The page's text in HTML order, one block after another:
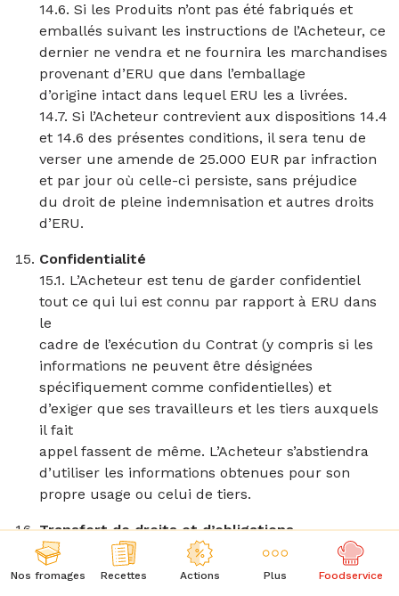
Nos fromages Recettes Actions Plus Foodservice
14.6. Si les Produits n’ont pas été fabriqués et
emballés suivant les instructions de l’Acheteur, ce
dernier ne vendra et ne fournira les marchandises
provenant d’ERU que dans l’emballage
d’origine intact dans lequel ERU les a livrées.
14.7. Si l’Acheteur contrevient aux dispositions 14.4
et 14.6 des présentes conditions, il sera tenu de
verser une amende de 25.000 EUR par infraction
et par jour où celle-ci persiste, sans préjudice
du droit de pleine indemnisation et autres droits
d’ERU.
Confidentialité
15.1. L’Acheteur est tenu de garder confidentiel
tout ce qui lui est connu par rapport à ERU dans
le
cadre de l’exécution du Contrat (y compris si les
informations ne peuvent être désignées
spécifiquement comme confidentielles) et
d’exiger que ses travailleurs et les tiers auxquels
il fait
appel fassent de même. L’Acheteur s’abstiendra
d’utiliser les informations obtenues pour son
propre usage ou celui de tiers.
Transfert de droits et d’obligations
16.1. Il est permis à ERU de transférer à des tiers
les droits et obligations décrites dans le Contrat la